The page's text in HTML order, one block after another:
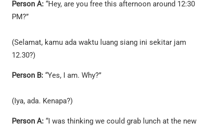
Person A: “Hey, are you free this afternoon around 12:30
PM?”
(Selamat, kamu ada waktu luang siang ini sekitar jam
12.30?)
Person B: “Yes, I am. Why?”
(Iya, ada. Kenapa?)
Person A: “I was thinking we could grab lunch at the new